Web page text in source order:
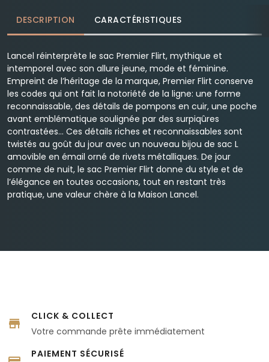
DESCRIPTION CARACTÉRISTIQUES
Lancel réinterprète le sac Premier Flirt, mythique et
intemporel avec son allure jeune, mode et féminine.
Empreint de l’héritage de la marque, Premier Flirt conserve
les codes qui ont fait la notoriété de la ligne: une forme
reconnaissable, des détails de pompons en cuir, une poche
avant emblématique soulignée par des surpiqûres
contrastées… Ces détails riches et reconnaissables sont
twistés au goût du jour avec un nouveau bijou de sac L
amovible en émail orné de rivets métalliques. De jour
comme de nuit, le sac Premier Flirt donne du style et de
l’élégance en toutes occasions, tout en restant très
pratique, une valeur chère à la Maison Lancel.
CLICK & COLLECT
Votre commande prête immédiatement
PAIEMENT SÉCURISÉ